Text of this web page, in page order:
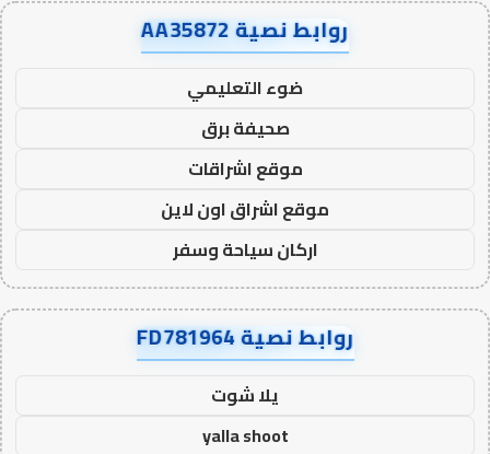
روابط نصية AA35872
ضوء التعليمي
صحيفة برق
موقع اشراقات
موقع اشراق اون لاين
اركان سياحة وسفر
روابط نصية FD781964
يلا شوت
yalla shoot